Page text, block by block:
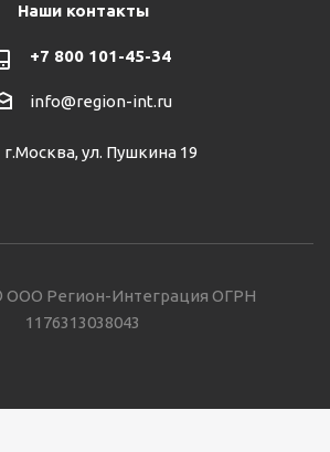
Наши контакты
+7 800 101-45-34
info@region-int.ru
г.Москва, ул. Пушкина 19
ООО Регион-Интеграция ОГРН
1176313038043